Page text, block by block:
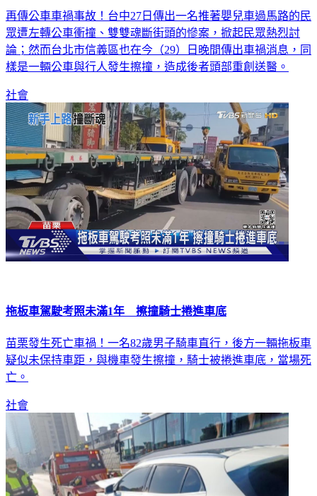
再傳公車車禍事故！台中27日傳出一名推著嬰兒車過馬路的民
眾遭左轉公車衝撞、雙雙魂斷街頭的慘案，掀起民眾熱烈討
論；然而台北市信義區也在今（29）日晚間傳出車禍消息，同
樣是一輛公車與行人發生擦撞，造成後者頭部重創送醫。
社會
拖板車駕駛考照未滿1年 擦撞騎士捲進車底
苗栗發生死亡車禍！一名82歲男子騎車直行，後方一輛拖板車
疑似未保持車距，與機車發生擦撞，騎士被捲進車底，當場死
亡。
社會